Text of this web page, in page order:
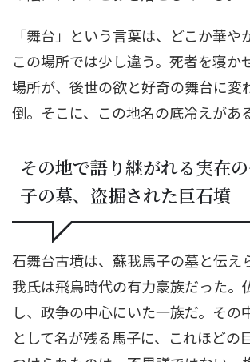
「舞台」という言葉は、どこか華や
この場所では少し違う。死者を寝か
場所が、後世の欲と好奇の舞台に変
倒。そこに、この地名の底冷えがあ
その地で語り継がれる実在の
子の墓、盗掘された巨石墳
石舞台古墳は、蘇我馬子の墓と伝え
我氏は飛鳥時代の有力豪族だった。
し、政争の中心にいた一族だ。その
として名が残る馬子に、これほどの